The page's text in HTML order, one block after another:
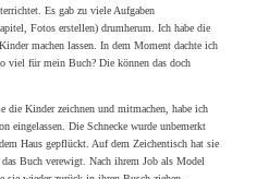
Es gab zu viele Aufgaben
Fotos erstellen) drumherum. Ich habe die
machen lassen. In dem Moment dachte ich
viel für mein Buch? Die können das doch
die Kinder zeichnen und mitmachen, habe ich
eingelassen. Die Schnecke wurde unbemerkt
Haus gepflückt. Auf dem Zeichentisch hat sie
Buch verewigt. Nach ihrem Job als Model